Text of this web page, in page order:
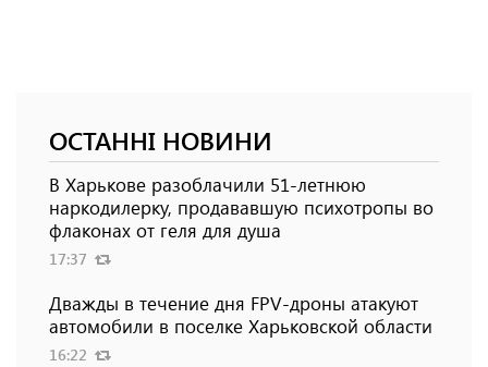
ОСТАННІ НОВИНИ
В Харькове разоблачили 51-летнюю
наркодилерку, продававшую психотропы во
флаконах от геля для душа
17:37
Дважды в течение дня FPV-дроны атакуют
автомобили в поселке Харьковской области
16:22